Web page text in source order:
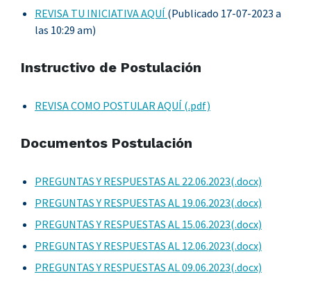
REVISA TU INICIATIVA AQUÍ (Publicado 17-07-2023 a
las 10:29 am)
Instructivo de Postulación
REVISA COMO POSTULAR AQUÍ (.pdf)
Documentos Postulación
PREGUNTAS Y RESPUESTAS AL 22.06.2023(.docx)
PREGUNTAS Y RESPUESTAS AL 19.06.2023(.docx)
PREGUNTAS Y RESPUESTAS AL 15.06.2023(.docx)
PREGUNTAS Y RESPUESTAS AL 12.06.2023(.docx)
PREGUNTAS Y RESPUESTAS AL 09.06.2023(.docx)